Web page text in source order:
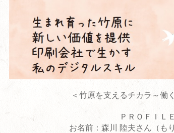
＜竹原を支えるチカラ～働
ＰＲＯＦＩＬＥ
お名前：森川 陸夫さん（も